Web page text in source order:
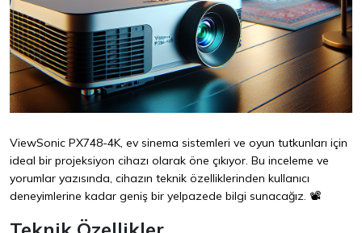
ViewSonic PX748-4K, ev sinema sistemleri ve oyun tutkunları için
ideal bir projeksiyon cihazı olarak öne çıkıyor. Bu inceleme ve
yorumlar yazısında, cihazın teknik özelliklerinden kullanıcı
deneyimlerine kadar geniş bir yelpazede bilgi sunacağız. 📽️